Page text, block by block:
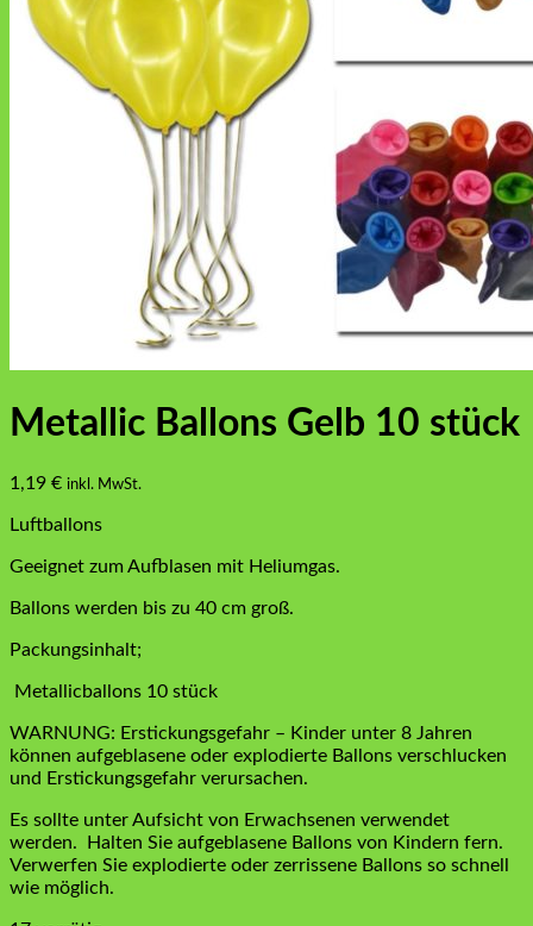
Metallic Ballons Gelb 10 stück
1,19 € inkl. MwSt.
Luftballons
Geeignet zum Aufblasen mit Heliumgas.
Ballons werden bis zu 40 cm groß.
Packungsinhalt;
Metallicballons 10 stück
WARNUNG: Erstickungsgefahr – Kinder unter 8 Jahren
können aufgeblasene oder explodierte Ballons verschlucken
und Erstickungsgefahr verursachen.
Es sollte unter Aufsicht von Erwachsenen verwendet
werden.
Halten Sie aufgeblasene Ballons von Kindern fern.
Verwerfen Sie explodierte oder zerrissene Ballons so schnell
wie möglich.